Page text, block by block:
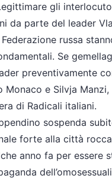
gli
da parte del leader
russa
Se
preventivamente
Monaco e Silvja
di Radicali italiani.
sospenda
forte alla città
anno fa per essere